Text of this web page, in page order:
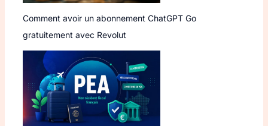
Comment avoir un abonnement ChatGPT Go
gratuitement avec Revolut